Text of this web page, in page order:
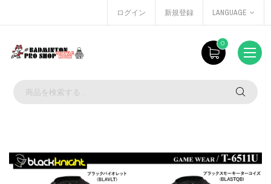
ログイン 新規登録 LANGUAGE
0